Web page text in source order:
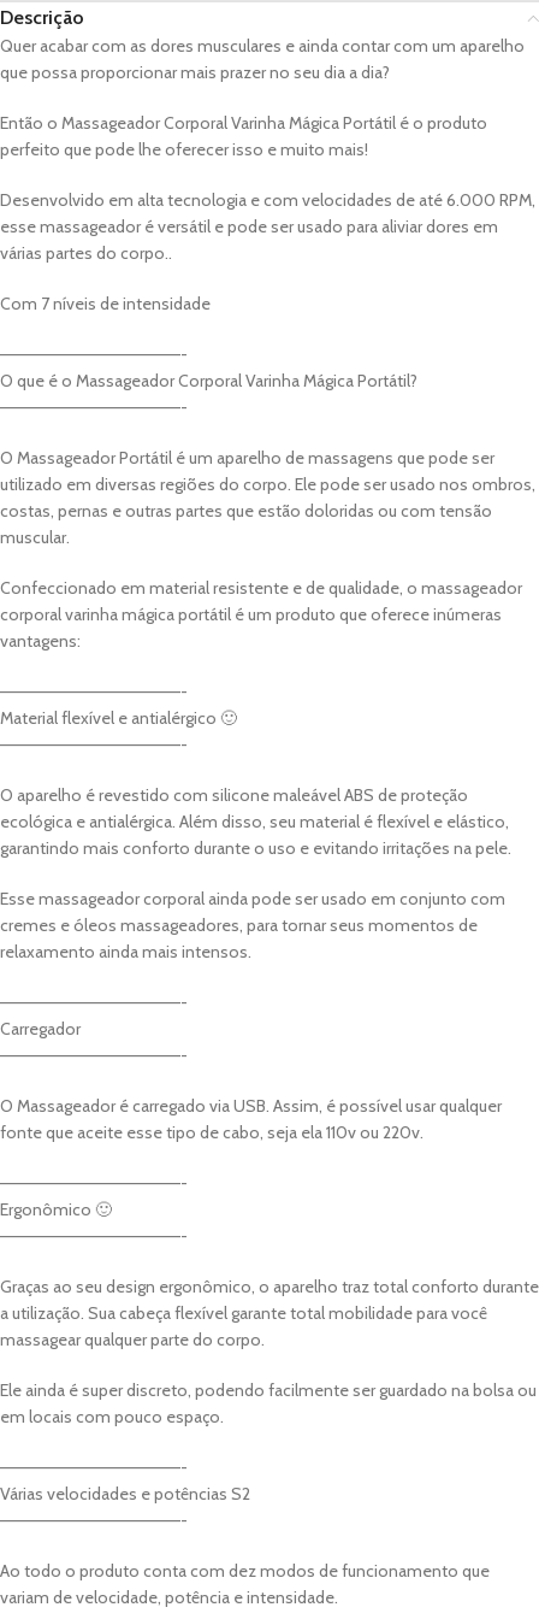
Descrição
Quer acabar com as dores musculares e ainda contar com um aparelho
que possa proporcionar mais prazer no seu dia a dia?
Então o Massageador Corporal Varinha Mágica Portátil é o produto
perfeito que pode lhe oferecer isso e muito mais!
Desenvolvido em alta tecnologia e com velocidades de até 6.000 RPM,
esse massageador é versátil e pode ser usado para aliviar dores em
várias partes do corpo..
Com 7 níveis de intensidade
———————————————-
O que é o Massageador Corporal Varinha Mágica Portátil?
———————————————-
O Massageador Portátil é um aparelho de massagens que pode ser
utilizado em diversas regiões do corpo. Ele pode ser usado nos ombros,
costas, pernas e outras partes que estão doloridas ou com tensão
muscular.
Confeccionado em material resistente e de qualidade, o massageador
corporal varinha mágica portátil é um produto que oferece inúmeras
vantagens:
———————————————-
Material flexível e antialérgico 🙂
———————————————-
O aparelho é revestido com silicone maleável ABS de proteção
ecológica e antialérgica. Além disso, seu material é flexível e elástico,
garantindo mais conforto durante o uso e evitando irritações na pele.
Esse massageador corporal ainda pode ser usado em conjunto com
cremes e óleos massageadores, para tornar seus momentos de
relaxamento ainda mais intensos.
———————————————-
Carregador
———————————————-
O Massageador é carregado via USB. Assim, é possível usar qualquer
fonte que aceite esse tipo de cabo, seja ela 110v ou 220v.
———————————————-
Ergonômico 🙂
———————————————-
Graças ao seu design ergonômico, o aparelho traz total conforto durante
a utilização. Sua cabeça flexível garante total mobilidade para você
massagear qualquer parte do corpo.
Ele ainda é super discreto, podendo facilmente ser guardado na bolsa ou
em locais com pouco espaço.
———————————————-
Várias velocidades e potências S2
———————————————-
Ao todo o produto conta com dez modos de funcionamento que
variam de velocidade, potência e intensidade.